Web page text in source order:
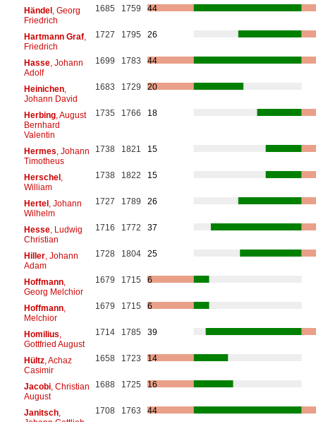
Händel, Georg
Friedrich
1685 1759 44
Hartmann Graf,
Friedrich
1727 1795 26
Hasse, Johann
Adolf
1699 1783 44
Heinichen,
Johann David
1683 1729 20
Herbing, August
Bernhard
Valentin
1735 1766 18
Hermes , Johann
Timotheus
1738 1821 15
Herschel,
William
1738 1822 15
Hertel, Johann
Wilhelm
1727 1789 26
Hesse, Ludwig
Christian
1716 1772 37
Hiller, Johann
Adam
1728 1804 25
Hoffmann,
Georg Melchior
1679 1715 6
Hoffmann,
Melchior
1679 1715 6
Homilius
Gottfried August
1714 1785 39
Hültz, Achaz
Casimir
1658 1723 14
Jacobi, Christian
August
1688 1725 16
Janitsch,
1708 1763 44